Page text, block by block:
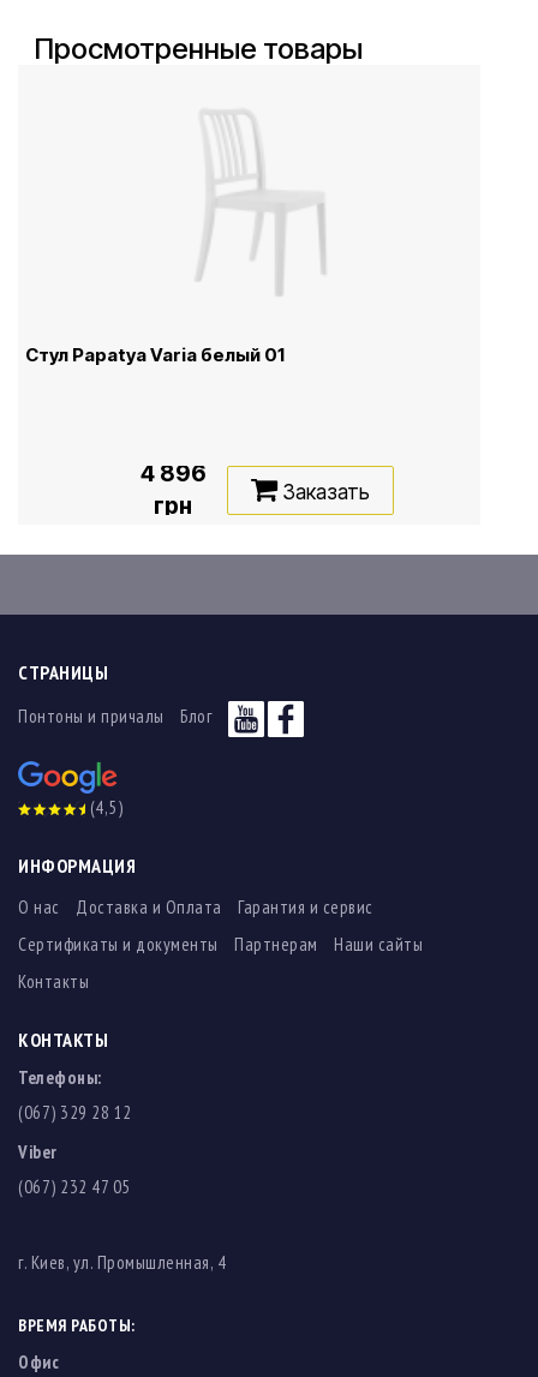
Просмотренные товары
Стул Papatya Varia белый 01
4 896
грн
Заказать
СТРАНИЦЫ
Понтоны и причалы Блог
(4,5)
ИНФОРМАЦИЯ
О нас Доставка и Оплата
Гарантия и сервис
Сертификаты и документы
Партнерам
Наши сайты
Контакты
КОНТАКТЫ
Телефоны:
(067) 329 28 12
Viber
(067) 232 47 05
г. Киев, ул. Промышленная, 4
ВРЕМЯ РАБОТЫ:
Офис